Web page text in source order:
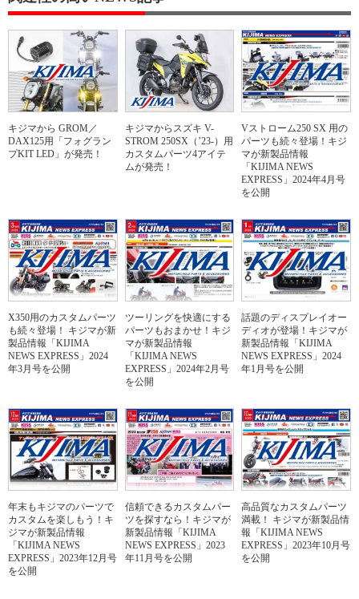
キジマから GROM／
DAX125用「フォグラン
プKIT LED」が発売！
キジマからスズキ V-
STROM 250SX（’23-）用
カスタムパーツ4アイテ
ムが発売！
Vストローム250 SX 用の
パーツも続々登場！キジ
マが新製品情報
「KIJIMA NEWS
EXPRESS」2024年4月号
を公開
X350用のカスタムパーツ
も続々登場！ キジマが新
製品情報「KIJIMA
NEWS EXPRESS」2024
年3月号を公開
ツーリングを快適にする
パーツもおまかせ！キジ
マが新製品情報
「KIJIMA NEWS
EXPRESS」2024年2月号
を公開
話題のディスプレイオー
ディオが登場！キジマが
新製品情報「KIJIMA
NEWS EXPRESS」2024
年1月号を公開
年末もキジマのパーツで
カスタムを楽しもう！キ
ジマが新製品情報
「KIJIMA NEWS
EXPRESS」2023年12月号
を公開
信頼できるカスタムパー
ツを探すなら！キジマが
新製品情報「KIJIMA
NEWS EXPRESS」2023
年11月号を公開
高品質なカスタムパーツ
満載！ キジマが新製品情
報「KIJIMA NEWS
EXPRESS」2023年10月号
を公開